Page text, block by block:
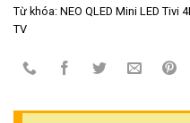
Từ khóa: NEO QLED Mini LED Tivi
TV